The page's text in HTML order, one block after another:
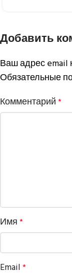
Добавить
Ваш адрес email
Обязательные
Комментарий*
Имя*
Email*